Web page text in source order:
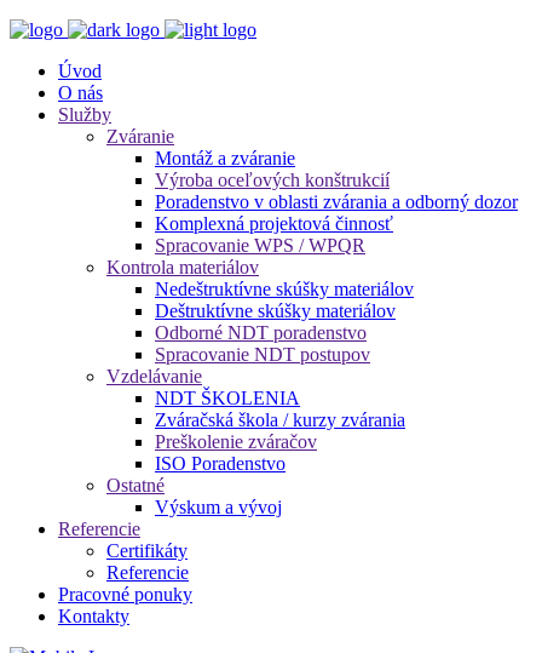
Úvod
O nás
Služby
Zváranie
Montáž a zváranie
Výroba oceľových konštrukcií
Poradenstvo v oblasti zvárania a odborný dozor
Komplexná projektová činnosť
Spracovanie WPS / WPQR
Kontrola materiálov
Nedeštruktívne skúšky materiálov
Deštruktívne skúšky materiálov
Odborné NDT poradenstvo
Spracovanie NDT postupov
Vzdelávanie
NDT ŠKOLENIA
Zváračská škola / kurzy zvárania
Preškolenie zváračov
ISO Poradenstvo
Ostatné
Výskum a vývoj
Referencie
Certifikáty
Referencie
Pracovné ponuky
Kontakty